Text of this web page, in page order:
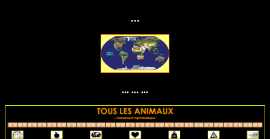
...
... ... ...